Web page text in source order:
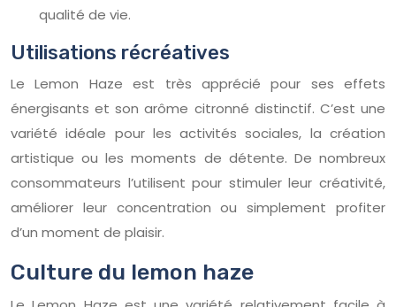
qualité de vie.
Utilisations récréatives
Le Lemon Haze est très apprécié pour ses effets
énergisants et son arôme citronné distinctif. C’est une
variété idéale pour les activités sociales, la création
artistique ou les moments de détente. De nombreux
consommateurs l’utilisent pour stimuler leur créativité,
améliorer leur concentration ou simplement profiter
d’un moment de plaisir.
Culture du lemon haze